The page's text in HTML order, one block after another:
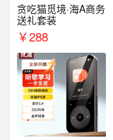
贪吃猫觅境·海A商务
送礼套装
￥288